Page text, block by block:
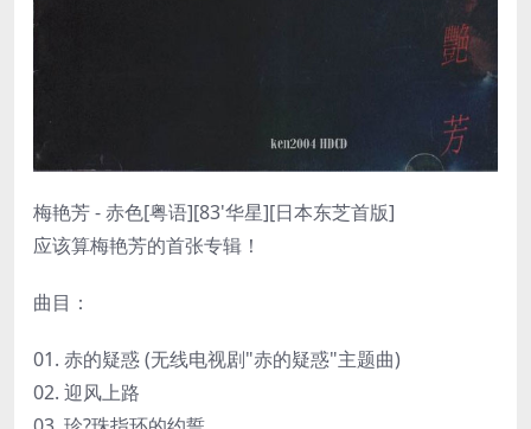
梅艳芳 - 赤色[粤语][83'华星][日本东芝首版]
应该算梅艳芳的首张专辑！
曲目：
01. 赤的疑惑 (无线电视剧"赤的疑惑"主题曲)
02. 迎风上路